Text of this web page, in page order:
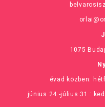
1075
évad közben:
június 24.-július 31.: